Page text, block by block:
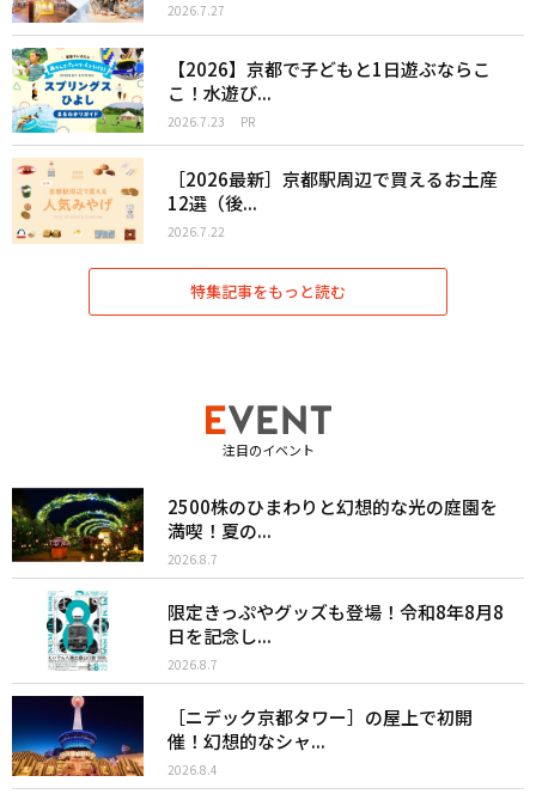
2026.7.27
【2026】京都で子どもと1日遊ぶならこ
こ！水遊び...
2026.7.23 PR
［2026最新］京都駅周辺で買えるお土産
12選（後...
2026.7.22
特集記事をもっと読む
注目のイベント
2500株のひまわりと幻想的な光の庭園を
満喫！夏の...
2026.8.7
限定きっぷやグッズも登場！令和8年8月8
日を記念し...
2026.8.7
［ニデック京都タワー］の屋上で初開
催！幻想的なシャ...
2026.8.4